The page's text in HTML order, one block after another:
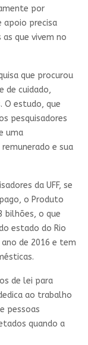
por
apoio precisa
que vivem no
que procurou
de cuidado,
O estudo, que
pesquisadores
uma
e sua
da UFF, se
o Produto
bilhões, o que
estado do Rio
de 2016 e tem
de lei para
ao trabalho
pessoas
quando a